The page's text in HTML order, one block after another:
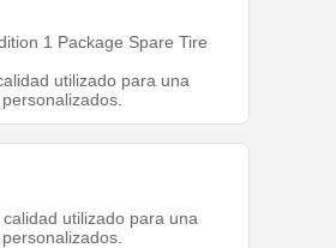
1 Package Spare Tire
utilizado para una
utilizado para una